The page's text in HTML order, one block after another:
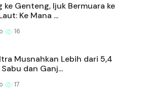
ke Genteng, Ijuk Bermuara ke
Ke Mana ...
16
Musnahkan Lebih dari 5,4
dan Ganj...
17